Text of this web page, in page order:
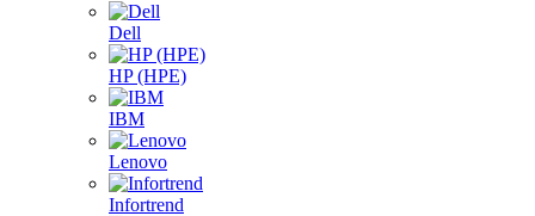
Dell
HP (HPE)
IBM
Lenovo
Infortrend